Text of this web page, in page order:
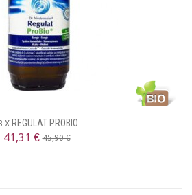
X REGULAT PROBIO
41,31 €45,90 €